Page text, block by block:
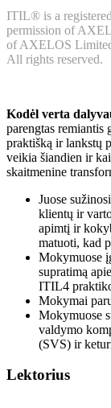
ITIL® is a
permission of
of AXELOS
All rights reserved.
Kodėl verta
parengtas
praktišką ir lankstų
veikia šiandien ir
skaitmenine
Juose
klientų ir
apimtį ir
matuoti, kad
Mokymuose
supratimą
ITIL4
Mokymai
Mokymuose
valdymo
(SVS) ir
Lektorius